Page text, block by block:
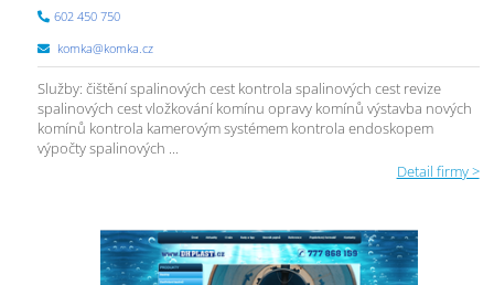
602 450 750
komka@komka.cz
Služby: čištění spalinových cest kontrola spalinových cest revize
spalinových cest vložkování komínu opravy komínů výstavba nových
komínů kontrola kamerovým systémem kontrola endoskopem
výpočty spalinových ...
Detail firmy >